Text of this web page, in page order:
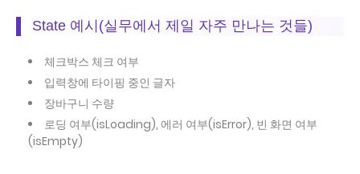
State 예시(실무에서 제일 자주 만나는 것들)
체크박스 체크 여부
입력창에 타이핑 중인 글자
장바구니 수량
로딩 여부(isLoading), 에러 여부(isError), 빈 화면 여부
(isEmpty)